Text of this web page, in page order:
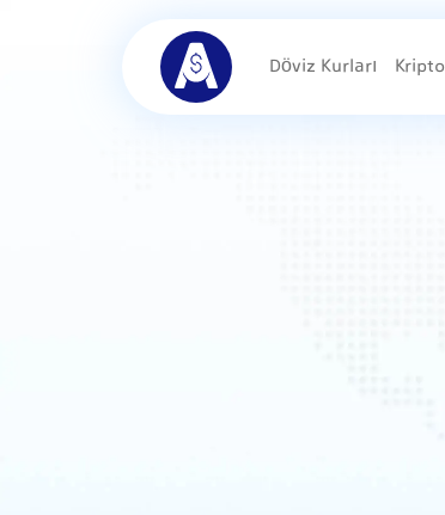
Döviz Kurları Kripto